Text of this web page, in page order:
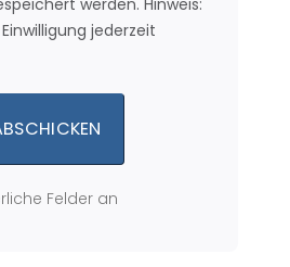
Felder an
jederzeit